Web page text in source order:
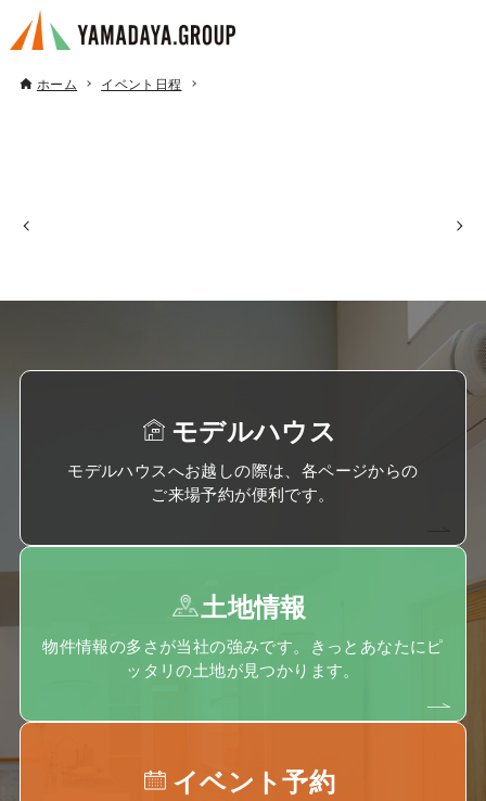
ホーム イベント日程
モデルハウス
モデルハウスへお越しの際は、各ページからの
ご来場予約が便利です。
土地情報
物件情報の多さが当社の強みです。きっとあなたにピ
ッタリの土地が見つかります。
イベント予約